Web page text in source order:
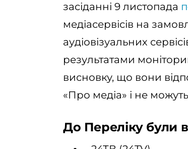
засіданні 9 листопада
медіасервісів на
аудіовізуальних
результатами
висновку, що вони
«Про медіа» і не
До Переліку були